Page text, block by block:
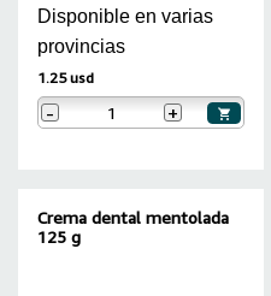
Disponible en varias
provincias
1.25 usd
- +
Crema dental mentolada
125 g